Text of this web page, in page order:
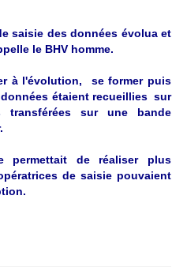
saisie des données évolua et
le BHV homme.
à l'évolution, se former puis
données étaient recueillies sur
transférées sur une bande
permettait de réaliser plus
de saisie pouvaient